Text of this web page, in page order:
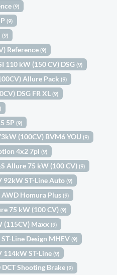
(9)
(9)
(9)
Reference(9)
110 kW (150 CV) DSG(9)
Allure Pack(9)
DSG FR XL(9)
5P(9)
(100CV) BVM6 YOU(9)
4x2 7pl(9)
Allure 75 kW (100 CV)(9)
92kW ST-Line Auto(9)
AWD Homura Plus(9)
75 kW (100 CV)(9)
(115CV) Maxx(9)
Line Design MHEV(9)
114kW ST-Line(9)
DCT Shooting Brake(9)